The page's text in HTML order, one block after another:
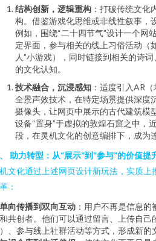
结构创新，逻辑重构 ：打破传统文化
构。借鉴游戏化思维或非线性叙事，
例如，围绕“二十四节气”设计一个网
定界面，参与相关的线上习俗活动（
人”小游戏），同时链接到相关的诗
的文化认知。
技术融合，沉浸感知 ：适度引入AR
全景声效技术，在特定场景提供深度
摄像头，让网页中展示的古代建筑模
设备“置身”于虚拟的敦煌石窟之中，
段，在灵机文化的创意编排下，成为
助力转型：从“展示”到“参与”的价值提
文化通过上述网页设计新玩法，实质
：
向传播到双向互动 ：用户不再是信息
共创者。他们可以通过留言、上传自
、参与线上社群活动等方式，形成新的